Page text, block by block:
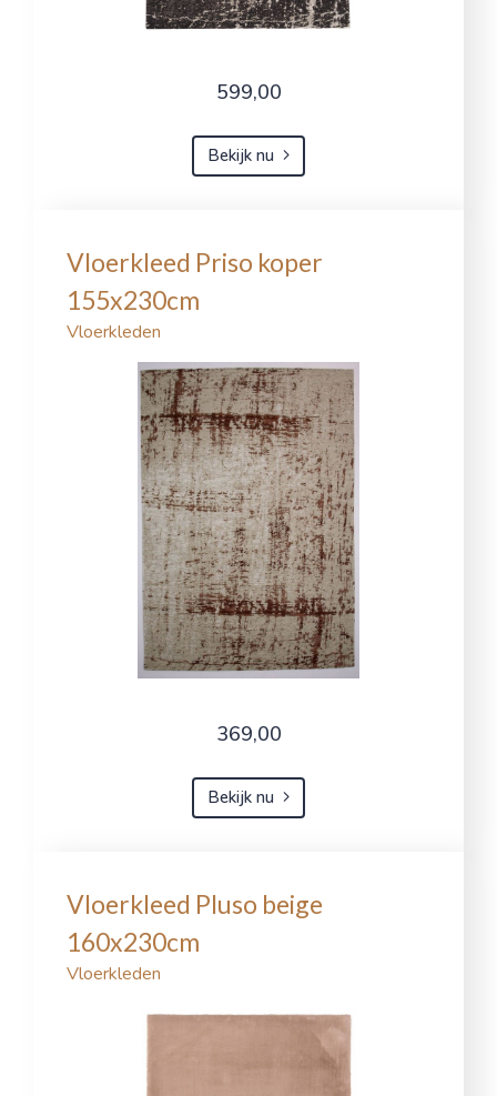
599,00
Bekijk nu
Vloerkleed Priso koper
155x230cm
Vloerkleden
369,00
Bekijk nu
Vloerkleed Pluso beige
160x230cm
Vloerkleden